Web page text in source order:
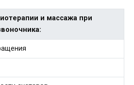
и массажа при